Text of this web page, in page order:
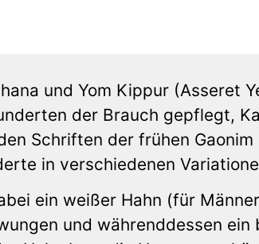
und Yom Kippur (Asseret
der Brauch gepflegt,
Schriften der frühen
in verschiedenen
ein weißer Hahn (für
und währenddessen ein